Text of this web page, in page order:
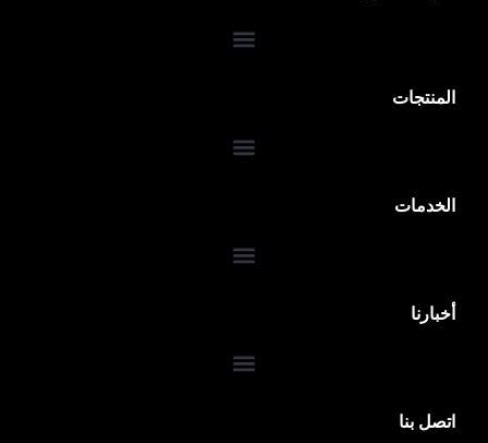
المنتجات
الخدمات
أخبارنا
اتصل بنا